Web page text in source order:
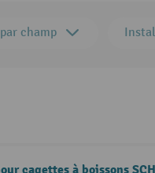
champ
cagettes à boissons